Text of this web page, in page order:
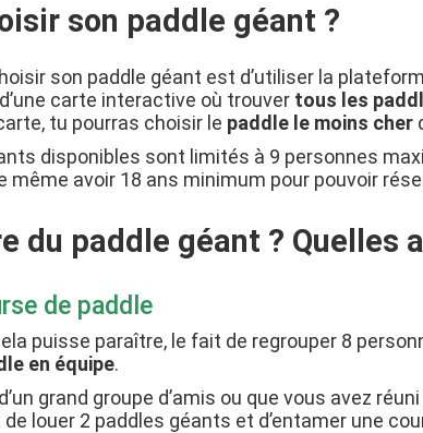
son paddle géant ?
son paddle géant est d’utiliser la
carte interactive où trouver tous les
tu pourras choisir le paddle le moins cher
disponibles sont limités à 9 personnes
même avoir 18 ans minimum pour pouvoir
du paddle géant ? Quelles
de paddle
puisse paraître, le fait de regrouper 8
en équipe.
grand groupe d’amis ou que vous avez
louer 2 paddles géants et d’entamer une